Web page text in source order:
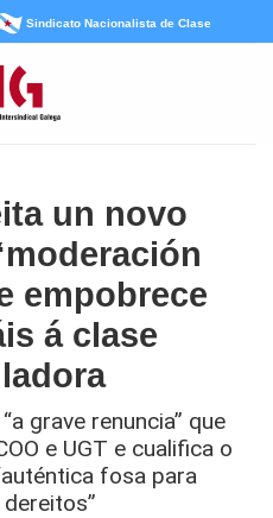
Sindicato Nacionalista de Clase
un novo
empobrece
á clase
grave renuncia” que
e UGT e cualifica o
fosa para